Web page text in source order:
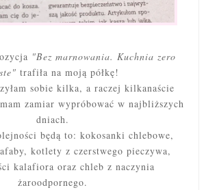
"Bez marnowania. Kuchnia zero
trafiła na moją półkę!
sobie kilka, a raczej kilkanaście
zamiar wypróbować w najbliższych
dniach.
będą to: kokosanki chlebowe,
kotlety z czerstwego pieczywa,
kalafiora oraz chleb z naczynia
żaroodpornego.